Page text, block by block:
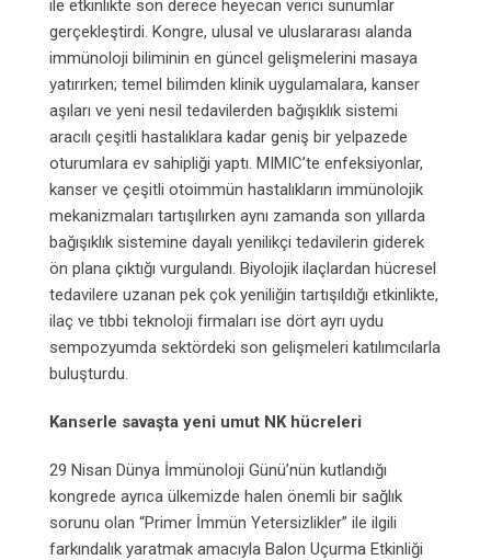
ile etkinlikte son derece heyecan verici sunumlar
gerçekleştirdi. Kongre, ulusal ve uluslararası alanda
immünoloji biliminin en güncel gelişmelerini masaya
yatırırken; temel bilimden klinik uygulamalara, kanser
aşıları ve yeni nesil tedavilerden bağışıklık sistemi
aracılı çeşitli hastalıklara kadar geniş bir yelpazede
oturumlara ev sahipliği yaptı. MIMIC’te enfeksiyonlar,
kanser ve çeşitli otoimmün hastalıkların immünolojik
mekanizmaları tartışılırken aynı zamanda son yıllarda
bağışıklık sistemine dayalı yenilikçi tedavilerin giderek
ön plana çıktığı vurgulandı. Biyolojik ilaçlardan hücresel
tedavilere uzanan pek çok yeniliğin tartışıldığı etkinlikte,
ilaç ve tıbbi teknoloji firmaları ise dört ayrı uydu
sempozyumda sektördeki son gelişmeleri katılımcılarla
buluşturdu.
Kanserle savaşta yeni umut NK hücreleri
29 Nisan Dünya İmmünoloji Günü’nün kutlandığı
kongrede ayrıca ülkemizde halen önemli bir sağlık
sorunu olan “Primer İmmün Yetersizlikler” ile ilgili
farkındalık yaratmak amacıyla Balon Uçurma Etkinliği